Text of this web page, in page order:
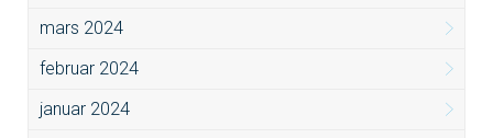
mars 2024
februar 2024
januar 2024